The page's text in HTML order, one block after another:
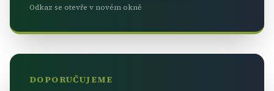
Odkaz se otevře v novém okně
DOPORUČUJEME